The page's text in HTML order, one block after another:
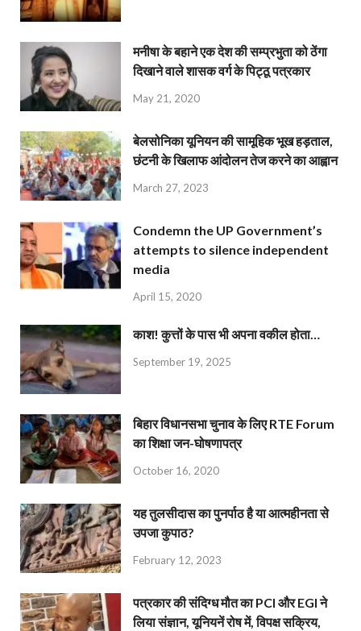
मनीषा के बहाने एक देश की सम्प्रभुता को ठेंगा
दिखाने वाले शासक वर्ग के पिट्ठू पत्रकार
May 21, 2020
बेलसोनिका यूनियन की सामूहिक भूख हड़ताल,
छंटनी के खिलाफ आंदोलन तेज करने का आह्वान
March 27, 2023
Condemn the UP Government’s
attempts to silence independent
media
April 15, 2020
काश! कुत्तों के पास भी अपना वकील होता…
September 19, 2025
बिहार विधानसभा चुनाव के लिए RTE Forum
का शिक्षा जन-घोषणापत्र
October 16, 2020
यह तुलसीदास का पुनर्पाठ है या आत्महीनता से
उपजा कुपाठ?
February 12, 2023
पत्रकार की संदिग्ध मौत का PCI और EGI ने
लिया संज्ञान, यूनियनें रोष में, विपक्ष सक्रिय,